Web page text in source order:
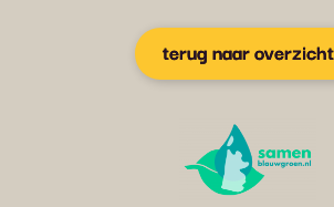
terug naar overzicht